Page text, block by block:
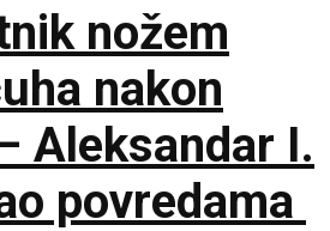
nožem
nakon
Aleksandar I.
povredama